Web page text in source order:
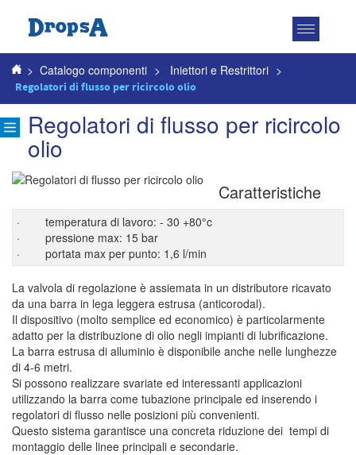
Attiva
> Catalogo componenti > Iniettori e Restrittori >
Regolatori di flusso per ricircolo olio
Regolatori di flusso per ricircolo
olio
Caratteristiche
· temperatura di lavoro: - 30 +80°c
· pressione max: 15 bar
· portata max per punto: 1,6 l/min
La valvola di regolazione è assiemata in un distributore ricavato
da una barra in lega leggera estrusa (anticorodal).
Il dispositivo (molto semplice ed economico) è particolarmente
adatto per la distribuzione di olio negli impianti di lubrificazione.
La barra estrusa di alluminio è disponibile anche nelle lunghezze
di 4-6 metri.
Si possono realizzare svariate ed interessanti applicazioni
utilizzando la barra come tubazione principale ed inserendo i
regolatori di flusso nelle posizioni più convenienti.
Questo sistema garantisce una concreta riduzione dei tempi di
montaggio delle linee principali e secondarie.